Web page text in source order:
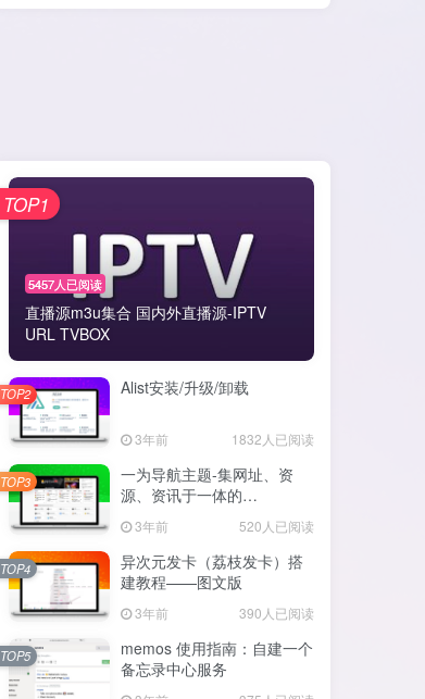
5457人已阅读
直播源m3u集合 国内外直播源-IPTV
URL TVBOX
TOP1
Alist安装/升级/卸载
3年前 1832人已阅读
TOP2
一为导航主题-集网址、资
源、资讯于一体的
WordPress导航主题
3年前 520人已阅读
TOP3
异次元发卡（荔枝发卡）搭
建教程——图文版
3年前 390人已阅读
TOP4
memos 使用指南：自建一个
备忘录中心服务
TOP5